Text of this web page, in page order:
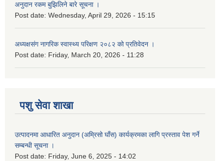
अनुदान रकम बुझिलिने बारे सूचना ।
Post date: Wednesday, April 29, 2026 - 15:15
अध्यक्षसंग नागरिक स्वास्थ्य परिक्षण २०८२ को प्रतिवेदन ।
Post date: Friday, March 20, 2026 - 11:28
पशु सेवा शाखा
उत्पादनमा आधारित अनुदान (अम्रिसो घाँस) कार्यक्रमका लागि प्रस्ताव पेश गर्ने
सम्बन्धी सूचना ।
Post date: Friday, June 6, 2025 - 14:02